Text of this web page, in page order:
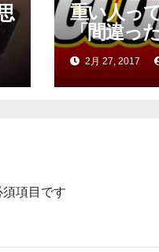
重い人っ
「間違っ
っている
い」はあ
て。相手
2月 27, 2017
項目です